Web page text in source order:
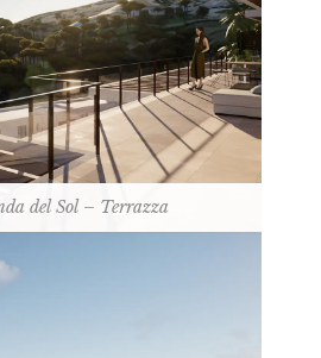
del Sol – Terrazza